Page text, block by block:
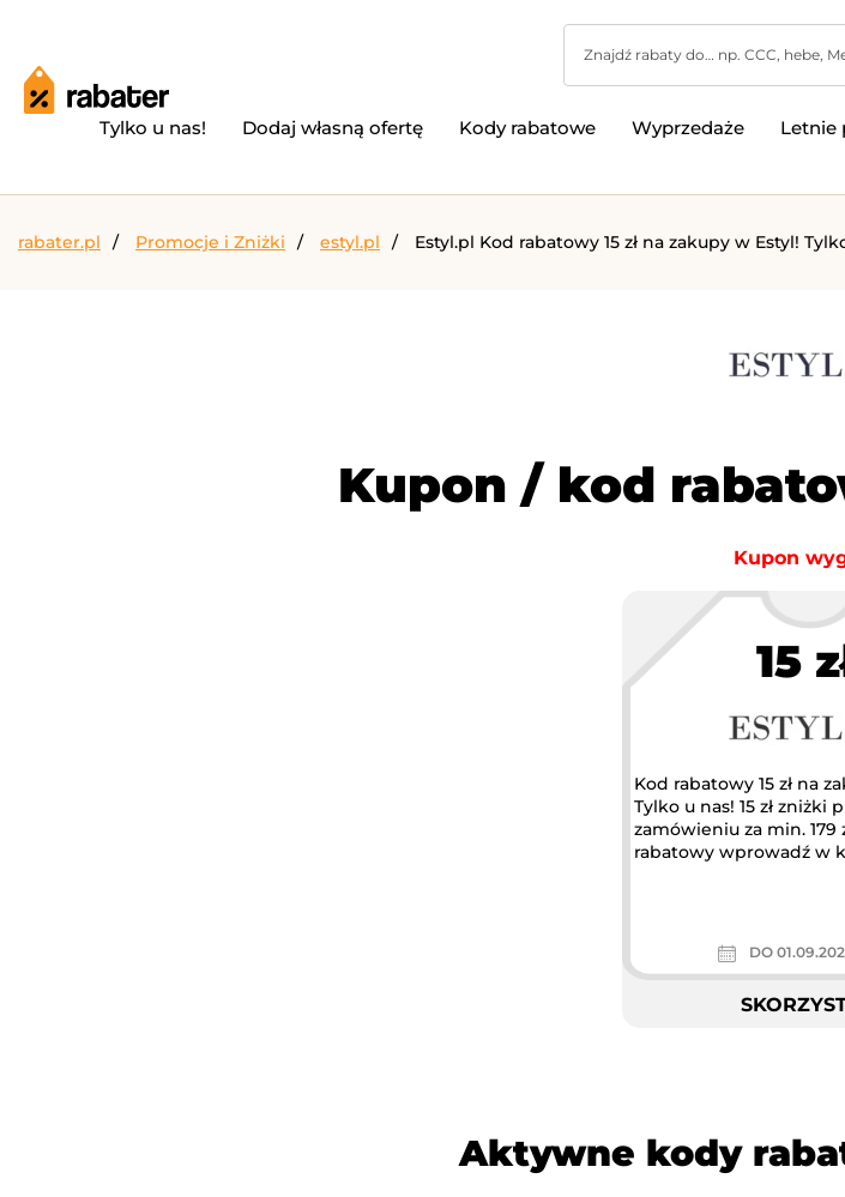
Tylko u nas! Dodaj własną ofertę Kody rabatowe Wyprzedaże Letnie
rabater.pl Promocje i Zniżki estyl.pl Estyl.pl Kod rabatowy 15 zł na zakupy w Estyl!
Kupon / kod
Kupon
15
Kod rabatowy 15 zł na
Tylko u nas! 15 zł zniżki
zamówieniu za min. 179
rabatowy wprowadź w
DO
Aktywne kody